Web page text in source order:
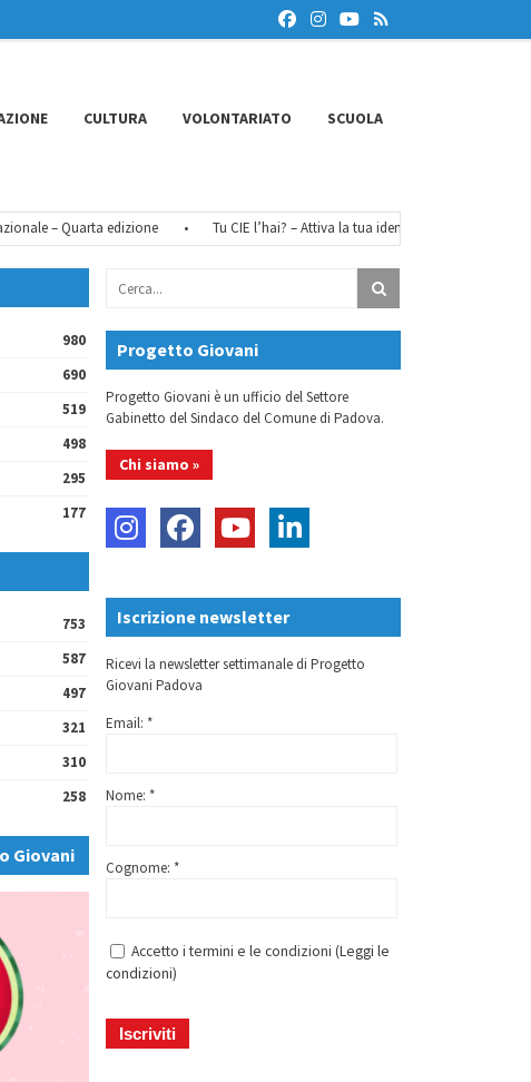
CULTURA VOLONTARIATO SCUOLA
– Quarta edizione Tu CIE l’hai? – Attiva la tua identità digitale
980
690
519
498
295
177
753
587
497
321
310
258
Giovani
Progetto Giovani
Progetto Giovani è un ufficio del Settore
Gabinetto del Sindaco del Comune di Padova.
Chi siamo »
Iscrizione newsletter
Ricevi la newsletter settimanale di Progetto
Giovani Padova
Email: *
Nome: *
Cognome: *
Accetto i termini e le condizioni (Leggi le
condizioni)